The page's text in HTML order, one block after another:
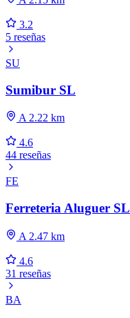
3.2
5 reseñas
SU
Sumibur SL
A 2.22 km
4.6
44 reseñas
FE
Ferreteria Aluguer SL
A 2.47 km
4.6
31 reseñas
BA